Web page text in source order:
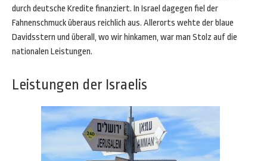
durch deutsche Kredite finanziert. In Israel dagegen fiel der
Fahnenschmuck überaus reichlich aus. Allerorts wehte der blaue
Davidsstern und überall, wo wir hinkamen, war man Stolz auf die
nationalen Leistungen.
Leistungen der Israelis